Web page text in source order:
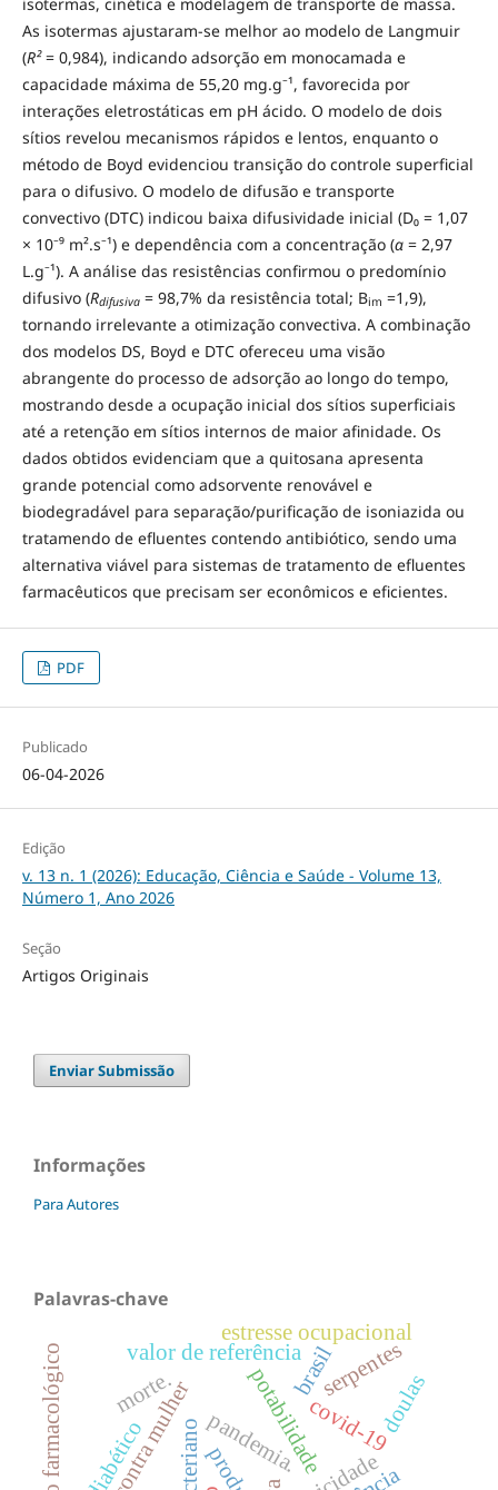
As isotermas ajustaram-se melhor ao modelo de Langmuir
(R²= 0,984), indicando adsorção em monocamada e
capacidade máxima de 55,20 mg.g⁻¹, favorecida por
interações eletrostáticas em pH ácido. O modelo de dois
sítios revelou mecanismos rápidos e lentos, enquanto o
método de Boyd evidenciou transição do controle superficial
para o difusivo. O modelo de difusão e transporte
convectivo (DTC) indicou baixa difusividade inicial (D₀ = 1,07
× 10⁻⁹ m².s⁻¹) e dependência com a concentração (α= 2,97
L.g⁻¹). A análise das resistências confirmou o predomínio
difusivo (Rdifusiva= 98,7% da resistência total; Bim =1,9),
tornando irrelevante a otimização convectiva. A combinação
dos modelos DS, Boyd e DTC ofereceu uma visão
abrangente do processo de adsorção ao longo do tempo,
mostrando desde a ocupação inicial dos sítios superficiais
até a retenção em sítios internos de maior afinidade. Os
dados obtidos evidenciam que a quitosana apresenta
grande potencial como adsorvente renovável e
biodegradável para separação/purificação de isoniazida ou
tratamendo de efluentes contendo antibiótico, sendo uma
alternativa viável para sistemas de tratamento de efluentes
farmacêuticos que precisam ser econômicos e eficientes.
PDF
Publicado
06-04-2026
Edição
v. 13 n. 1 (2026): Educação, Ciência e Saúde - Volume 13,
Número 1, Ano 2026
Seção
Artigos Originais
Enviar Submissão
Informações
Para Autores
Palavras-chave
covid-19
pandemia.
potabilidade
valor de referência
doulas
morte.
estresse ocupacional
serpentes
brasil